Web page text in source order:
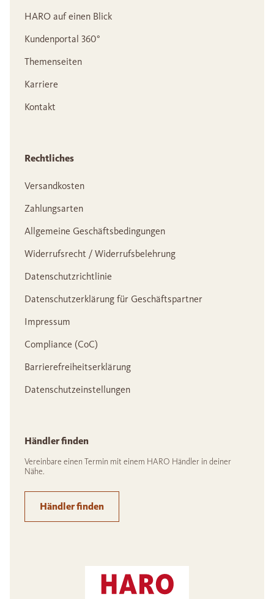
HARO auf einen Blick
Kundenportal 360°
Themenseiten
Karriere
Kontakt
Rechtliches
Versandkosten
Zahlungsarten
Allgemeine Geschäftsbedingungen
Widerrufsrecht / Widerrufsbelehrung
Datenschutzrichtlinie
Datenschutzerklärung für Geschäftspartner
Impressum
Compliance (CoC)
Barrierefreiheitserklärung
Datenschutzeinstellungen
Händler finden
Vereinbare einen Termin mit einem HARO Händler in deiner
Nähe.
Händler finden